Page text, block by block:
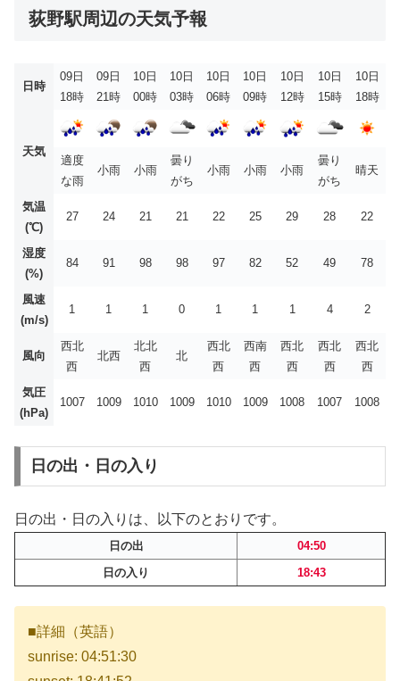
荻野駅周辺の天気予報
日時
09日
18時
09日
21時
10日
00時
10日
03時
10日
06時
10日
09時
10日
12時
10日
15時
10日
18時
天気
適度
な雨
小雨 小雨
曇り
がち
小雨 小雨 小雨
曇り
がち
晴天
気温
(℃)
27 24 21 21 22 25 29 28 22
湿度
(%)
84 91 98 98 97 82 52 49 78
風速
(m/s)
1 1 1 0 1 1 1 4 2
風向
西北
西
北西
北北
西
北
西北
西
西南
西
西北
西
西北
西
西北
西
気圧
(hPa)
1007 1009 1010 1009 1010 1009 1008 1007 1008
日の出・日の入り
日の出・日の入りは、以下のとおりです。
日の出
04:50
日の入り
18:43
■詳細（英語）
sunrise: 04:51:30